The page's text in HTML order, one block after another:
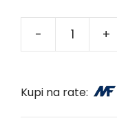
- +
Kupi na rate: